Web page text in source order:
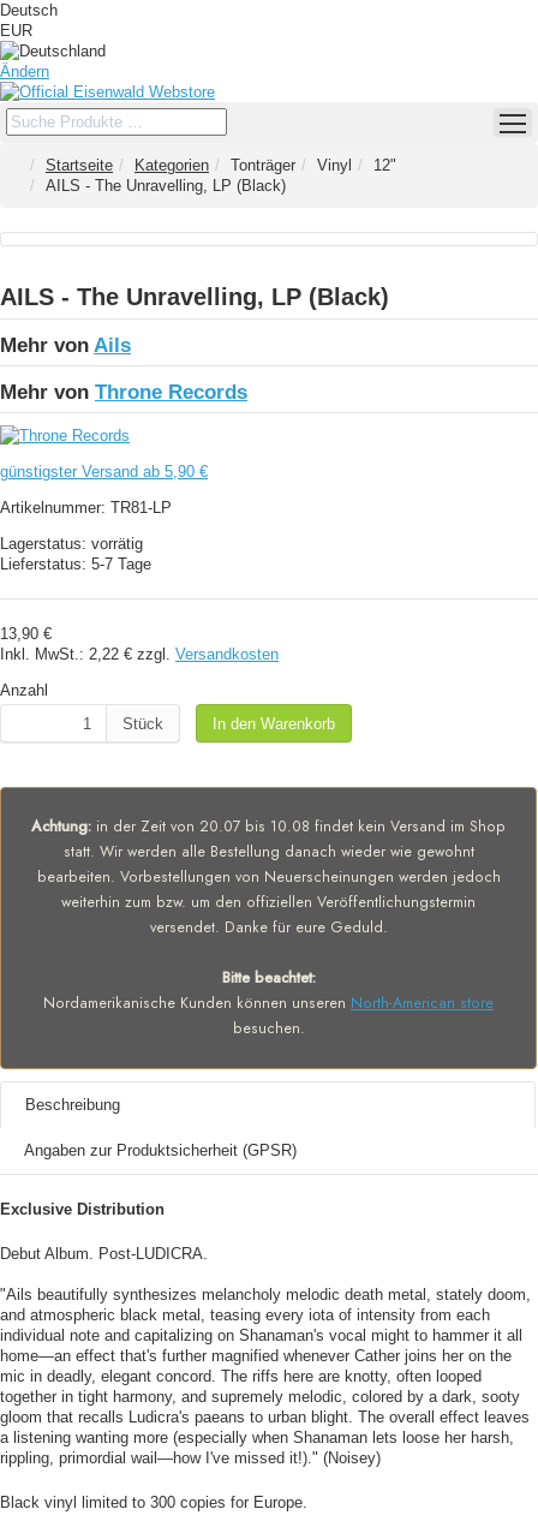
Deutsch
EUR
Ändern
Startseite Kategorien Tonträger Vinyl
12"
AILS - The Unravelling, LP (Black)
AILS - The Unravelling, LP (Black)
Mehr von Ails
Mehr von Throne Records
günstigster Versand ab 5,90 €
Artikelnummer: TR81-LP
Lagerstatus: vorrätig
Lieferstatus: 5-7 Tage
13,90 €
Inkl. MwSt.: 2,22 € zzgl. Versandkosten
Anzahl
Stück
In den Warenkorb
Achtung: in der Zeit von 20.07 bis 10.08 findet kein Versand im Shop
statt. Wir werden alle Bestellung danach wieder wie gewohnt
bearbeiten. Vorbestellungen von Neuerscheinungen werden jedoch
weiterhin zum bzw. um den offiziellen Veröffentlichungstermin
versendet. Danke für eure Geduld.
Bitte beachtet:
Nordamerikanische Kunden können unseren North-American store
besuchen.
Beschreibung
Angaben zur Produktsicherheit (GPSR)
Exclusive Distribution
Debut Album. Post-LUDICRA.
"Ails beautifully synthesizes melancholy melodic death metal, stately doom,
and atmospheric black metal, teasing every iota of intensity from each
individual note and capitalizing on Shanaman's vocal might to hammer it all
home—an effect that's further magnified whenever Cather joins her on the
mic in deadly, elegant concord. The riffs here are knotty, often looped
together in tight harmony, and supremely melodic, colored by a dark, sooty
gloom that recalls Ludicra's paeans to urban blight. The overall effect leaves
a listening wanting more (especially when Shanaman lets loose her harsh,
rippling, primordial wail—how I've missed it!)." (Noisey)
Black vinyl limited to 300 copies for Europe.